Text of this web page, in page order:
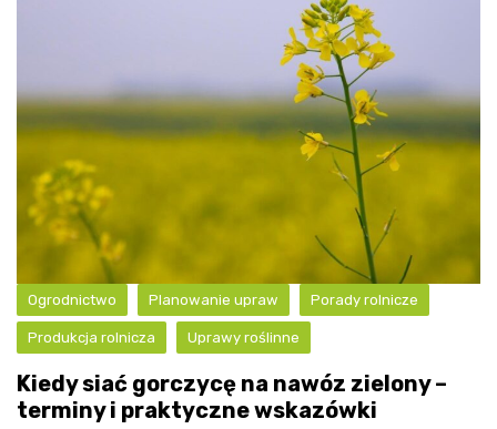
Ogrodnictwo Planowanie upraw Porady rolnicze
Produkcja rolnicza Uprawy roślinne
Kiedy siać gorczycę na nawóz zielony –
terminy i praktyczne wskazówki